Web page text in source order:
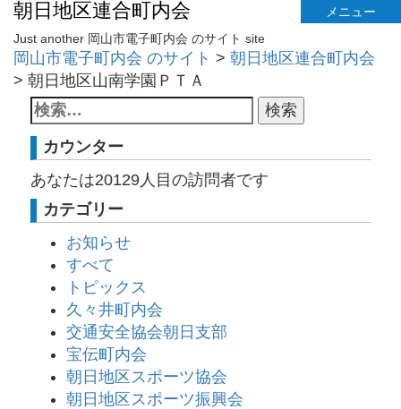
朝日地区連合町内会
メニュー
Just another 岡山市電子町内会 のサイト site
岡山市電子町内会 のサイト > 朝日地区連合町内会
> 朝日地区山南学園ＰＴＡ
カウンター
あなたは20129人目の訪問者です
カテゴリー
お知らせ
すべて
トピックス
久々井町内会
交通安全協会朝日支部
宝伝町内会
朝日地区スポーツ協会
朝日地区スポーツ振興会